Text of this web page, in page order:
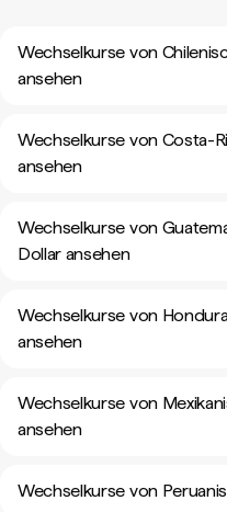
Wechselkurse von
ansehen
Wechselkurse von Costa-
ansehen
Wechselkurse von
Dollar ansehen
Wechselkurse von
ansehen
Wechselkurse von
ansehen
Wechselkurse von